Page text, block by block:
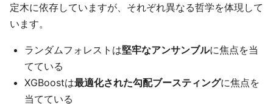
定木に依存していますが、それぞれ異なる哲学を体現して
います。
ランダムフォレストは堅牢なアンサンブルに焦点を当
てている
XGBoostは最適化された勾配ブースティングに焦点を
当てている